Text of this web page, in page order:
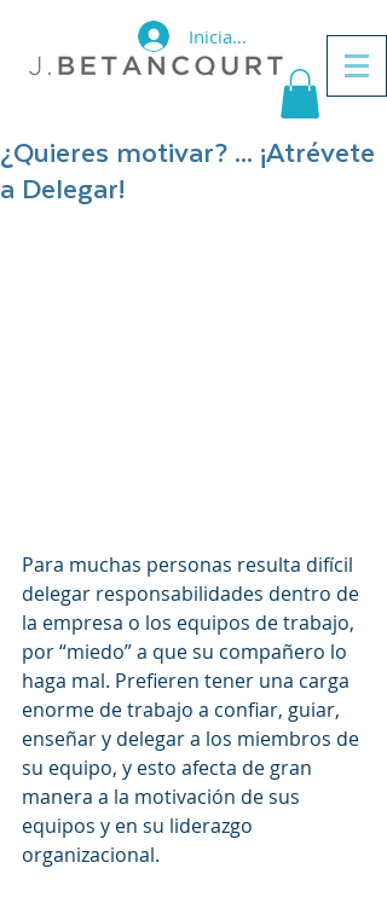
Iniciar sesión
¿Quieres motivar? ... ¡Atrévete
a Delegar!
Para muchas personas resulta difícil
delegar responsabilidades dentro de
la empresa o los equipos de trabajo,
por “miedo” a que su compañero lo
haga mal. Prefieren tener una carga
enorme de trabajo a confiar, guiar,
enseñar y delegar a los miembros de
su equipo, y esto afecta de gran
manera a la motivación de sus
equipos y en su liderazgo
organizacional.